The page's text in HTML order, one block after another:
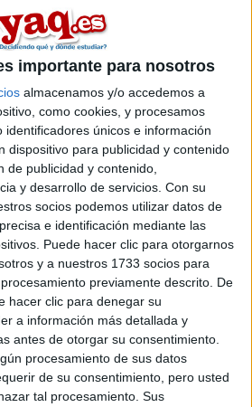
importante para nosotros
almacenamos y/o accedemos a
como cookies, y procesamos
identificadores únicos e información
dispositivo para publicidad y contenido
de publicidad y contenido,
y desarrollo de servicios. Con su
socios podemos utilizar datos de
e identificación mediante las
Puede hacer clic para otorgarnos
y a nuestros 1733 socios para
previamente descrito. De
hacer clic para denegar su
a información más detallada y
antes de otorgar su consentimiento.
procesamiento de sus datos
de su consentimiento, pero usted
tal procesamiento. Sus
(o terminaste) bachillerato o FP?